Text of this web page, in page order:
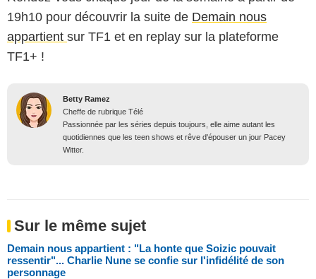
19h10 pour découvrir la suite de Demain nous
appartient sur TF1 et en replay sur la plateforme
TF1+ !
Betty Ramez
Cheffe de rubrique Télé
Passionnée par les séries depuis toujours, elle aime autant les
quotidiennes que les teen shows et rêve d'épouser un jour Pacey
Witter.
Sur le même sujet
Demain nous appartient : "La honte que Soizic pouvait
ressentir"... Charlie Nune se confie sur l'infidélité de son
personnage